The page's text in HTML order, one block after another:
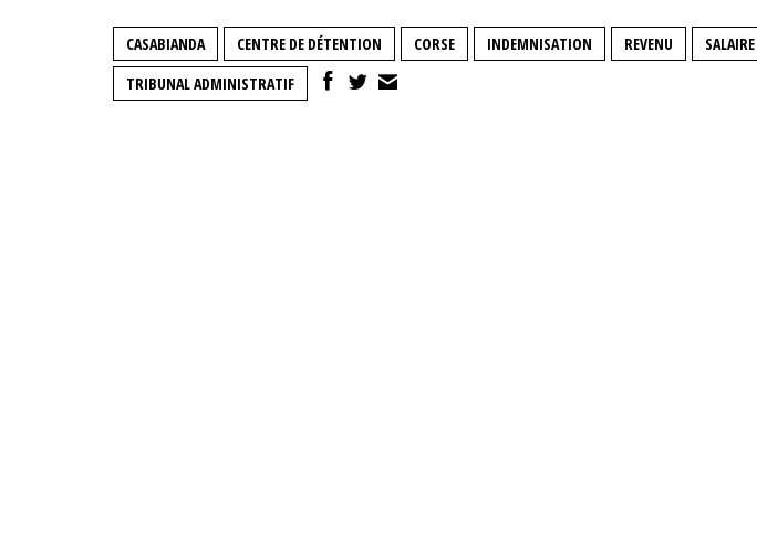
CASABIANDA CENTRE DE DÉTENTION CORSE INDEMNISATION REVENU SALAIRE
TRIBUNAL ADMINISTRATIF